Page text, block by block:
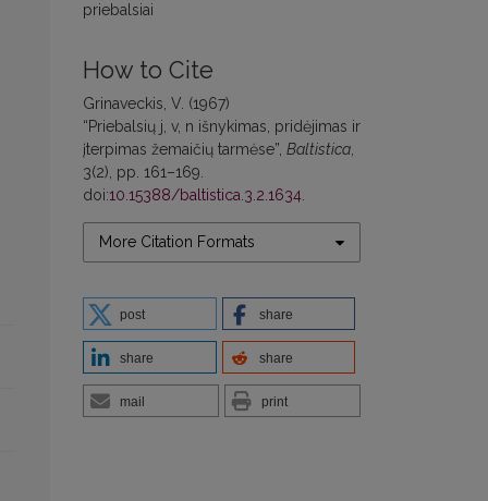
priebalsiai
How to Cite
Grinaveckis, V. (1967)
“Priebalsių j, v, n išnykimas, pridėjimas ir
įterpimas žemaičių tarmėse”, Baltistica
3(2), pp. 161–169.
doi:10.15388/baltistica.3.2.1634
More Citation Formats
post share
share share
mail print